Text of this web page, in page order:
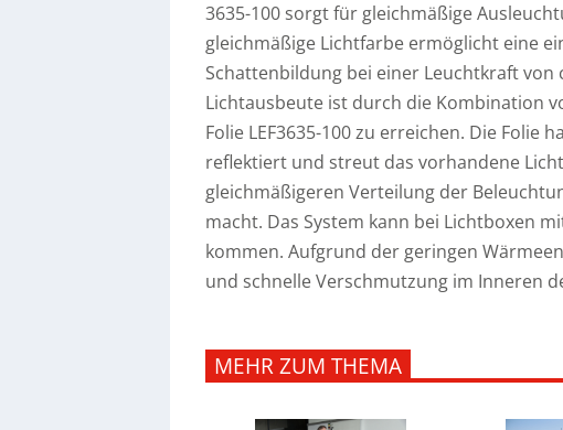
3635-100 sorgt für gleichmäßige
gleichmäßige Lichtfarbe ermöglicht eine
Schattenbildung bei einer Leuchtkraft von
Lichtausbeute ist durch die Kombination
Folie LEF3635-100 zu erreichen. Die Folie
reflektiert und streut das vorhandene
gleichmäßigeren Verteilung der
macht. Das System kann bei Lichtboxen
kommen. Aufgrund der geringen
und schnelle Verschmutzung im Inneren
MEHR ZUM THEMA